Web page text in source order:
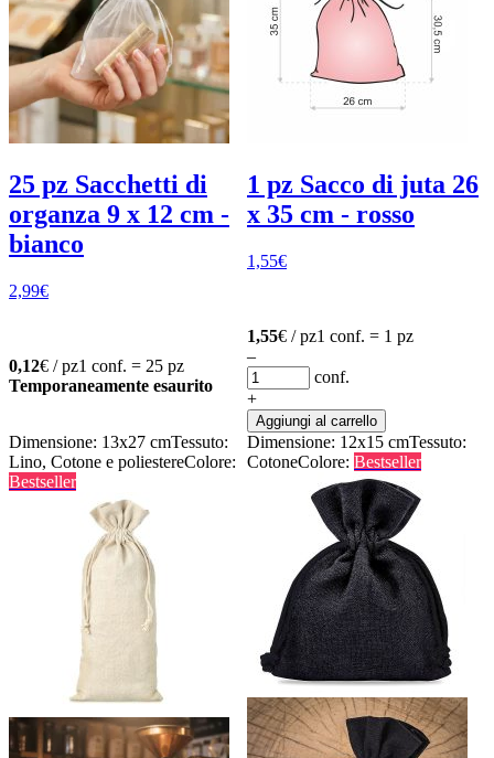
25 pz Sacchetti di
organza 9 x 12 cm -
bianco
2,99€
0,12€ / pz1 conf. = 25 pz
Temporaneamente esaurito
1 pz Sacco di juta 26
x 35 cm - rosso
1,55€
1,55€ / pz1 conf. = 1 pz
–
conf.
+
Aggiungi al carrello
Dimensione: 13x27 cmTessuto:
Lino, Cotone e poliestereColore:
Bestseller
Dimensione: 12x15 cmTessuto:
CotoneColore: Bestseller